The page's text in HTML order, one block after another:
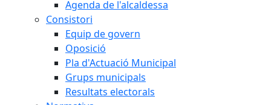
Agenda de l'alcaldessa
Consistori
Equip de govern
Oposició
Pla d'Actuació Municipal
Grups municipals
Resultats electorals